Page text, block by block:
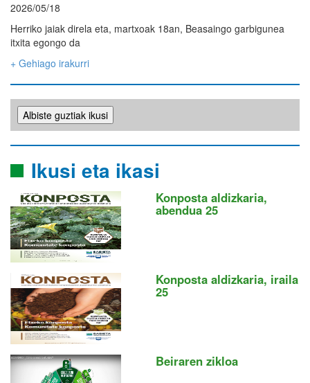
2026/05/18
Herriko jaiak direla eta, martxoak 18an, Beasaingo garbigunea
itxita egongo da
+ Gehiago irakurri
Ikusi eta ikasi
Konposta aldizkaria,
abendua 25
Konposta aldizkaria, iraila
25
Beiraren zikloa